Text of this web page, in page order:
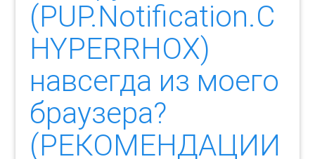
(PUP.Notification.C
HYPERRHOX)
навсегда из моего
браузера?
(РЕКОМЕНДАЦИИ